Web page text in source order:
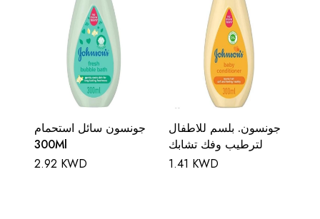
جونسون سائل استحمام
300Ml
2.92 KWD
جونسون. بلسم للاطفال
لترطيب وفك تشابك
1.41 KWD